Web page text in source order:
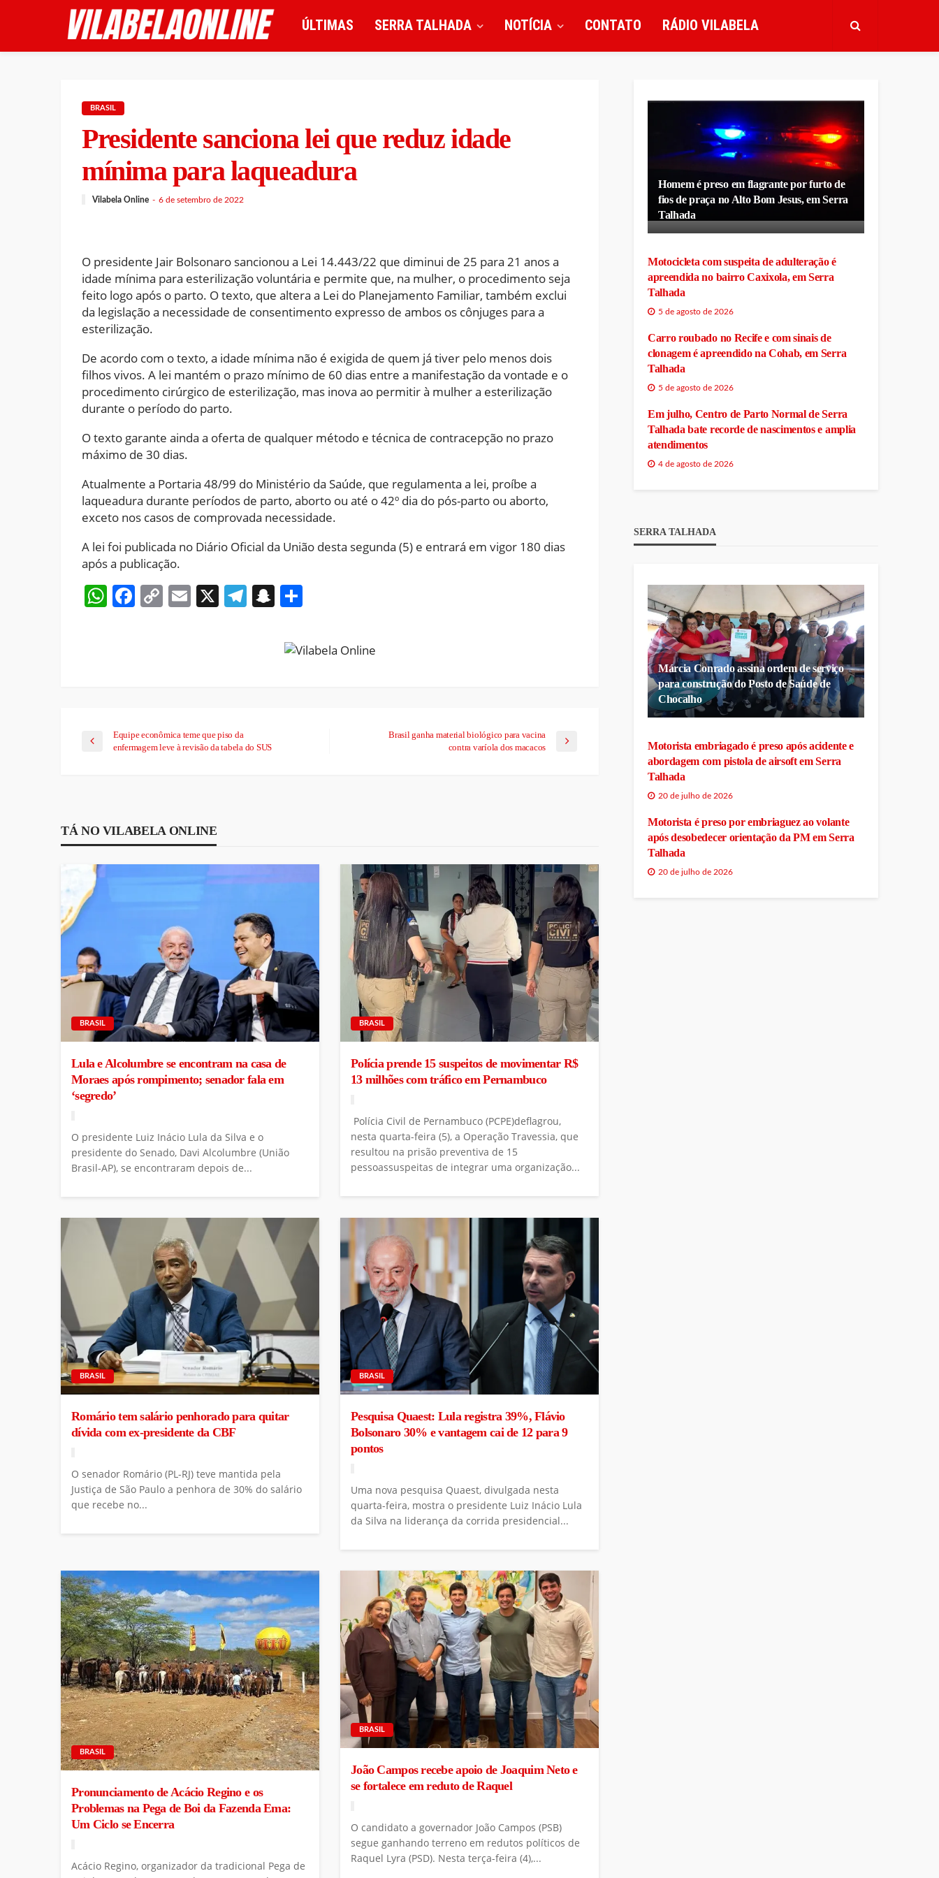
ÚLTIMAS SERRA TALHADA NOTÍCIA CONTATO RÁDIO VILABELA
BRASIL
Presidente sanciona lei que reduz idade
mínima para laqueadura
Vilabela Online 6 de setembro de 2022
O presidente Jair Bolsonaro sancionou a Lei 14.443/22 que diminui de 25 para 21 anos a
idade mínima para esterilização voluntária e permite que, na mulher, o procedimento seja
feito logo após o parto. O texto, que altera a Lei do Planejamento Familiar, também exclui
da legislação a necessidade de consentimento expresso de ambos os cônjuges para a
esterilização.
De acordo com o texto, a idade mínima não é exigida de quem já tiver pelo menos dois
filhos vivos. A lei mantém o prazo mínimo de 60 dias entre a manifestação da vontade e o
procedimento cirúrgico de esterilização, mas inova ao permitir à mulher a esterilização
durante o período do parto.
O texto garante ainda a oferta de qualquer método e técnica de contracepção no prazo
máximo de 30 dias.
Atualmente a Portaria 48/99 do Ministério da Saúde, que regulamenta a lei, proíbe a
laqueadura durante períodos de parto, aborto ou até o 42º dia do pós-parto ou aborto,
exceto nos casos de comprovada necessidade.
A lei foi publicada no Diário Oficial da União desta segunda (5) e entrará em vigor 180 dias
após a publicação.
WhatsApp
Facebook
CopyEmail
X Telegram
Snapchat
Equipe econômica teme que piso da
enfermagem leve à revisão da tabela do SUS
Brasil ganha material biológico para vacina
contra varíola dos macacos
TÁ NO VILABELA ONLINE
BRASIL
Lula e Alcolumbre se encontram na casa de
Moraes após rompimento; senador fala em
‘segredo’
O presidente Luiz Inácio Lula da Silva e o
presidente do Senado, Davi Alcolumbre (União
Brasil-AP), se encontraram depois de...
BRASIL
Polícia prende 15 suspeitos de movimentar R$
13 milhões com tráfico em Pernambuco
Polícia Civil de Pernambuco (PCPE)deflagrou,
nesta quarta-feira (5), a Operação Travessia, que
resultou na prisão preventiva de 15
pessoassuspeitas de integrar uma organização...
BRASIL
Romário tem salário penhorado para quitar
dívida com ex-presidente da CBF
O senador Romário (PL-RJ) teve mantida pela
Justiça de São Paulo a penhora de 30% do salário
que recebe no...
BRASIL
Pesquisa Quaest: Lula registra 39%, Flávio
Bolsonaro 30% e vantagem cai de 12 para 9
pontos
Uma nova pesquisa Quaest, divulgada nesta
quarta-feira, mostra o presidente Luiz Inácio Lula
da Silva na liderança da corrida presidencial...
BRASIL
Pronunciamento de Acácio Regino e os
Problemas na Pega de Boi da Fazenda Ema:
Um Ciclo se Encerra
Acácio Regino, organizador da tradicional Pega de
BRASIL
João Campos recebe apoio de Joaquim Neto e
se fortalece em reduto de Raquel
O candidato a governador João Campos (PSB)
segue ganhando terreno em redutos políticos de
Raquel Lyra (PSD). Nesta terça-feira (4),...
Homem é preso em flagrante por furto de
fios de praça no Alto Bom Jesus, em Serra
Talhada
Motocicleta com suspeita de adulteração é
apreendida no bairro Caxixola, em Serra
Talhada
5 de agosto de 2026
Carro roubado no Recife e com sinais de
clonagem é apreendido na Cohab, em Serra
Talhada
5 de agosto de 2026
Em julho, Centro de Parto Normal de Serra
Talhada bate recorde de nascimentos e amplia
atendimentos
4 de agosto de 2026
SERRA TALHADA
Márcia Conrado assina ordem de serviço
para construção do Posto de Saúde de
Chocalho
Motorista embriagado é preso após acidente e
abordagem com pistola de airsoft em Serra
Talhada
20 de julho de 2026
Motorista é preso por embriaguez ao volante
após desobedecer orientação da PM em Serra
Talhada
20 de julho de 2026